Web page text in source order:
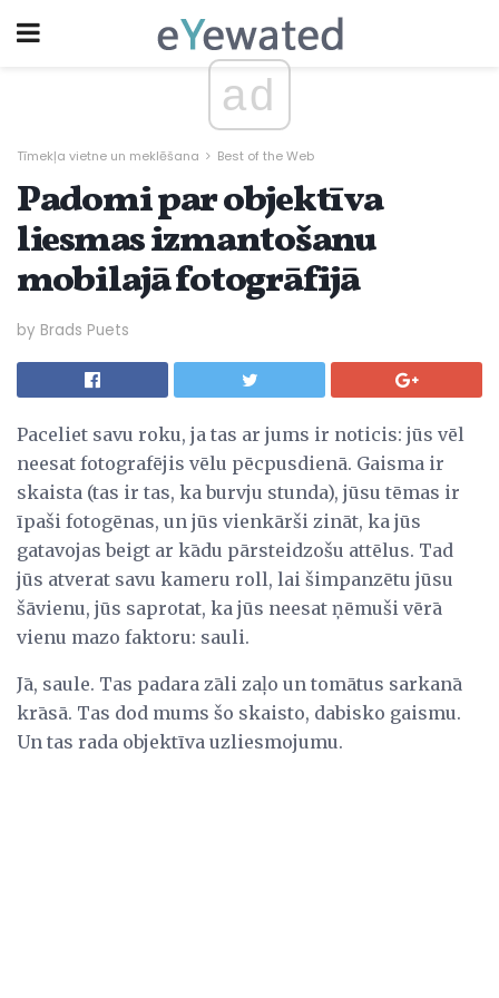
ad
Tīmekļa vietne un meklēšana Best of the Web
Padomi par objektīva
liesmas izmantošanu
mobilajā fotogrāfijā
by Brads Puets
Paceliet savu roku, ja tas ar jums ir noticis: jūs vēl
neesat fotografējis vēlu pēcpusdienā. Gaisma ir
skaista (tas ir tas, ka burvju stunda), jūsu tēmas ir
īpaši fotogēnas, un jūs vienkārši zināt, ka jūs
gatavojas beigt ar kādu pārsteidzošu attēlus. Tad
jūs atverat savu kameru roll, lai šimpanzētu jūsu
šāvienu, jūs saprotat, ka jūs neesat ņēmuši vērā
vienu mazo faktoru: sauli.
Jā, saule. Tas padara zāli zaļo un tomātus sarkanā
krāsā. Tas dod mums šo skaisto, dabisko gaismu.
Un tas rada objektīva uzliesmojumu.